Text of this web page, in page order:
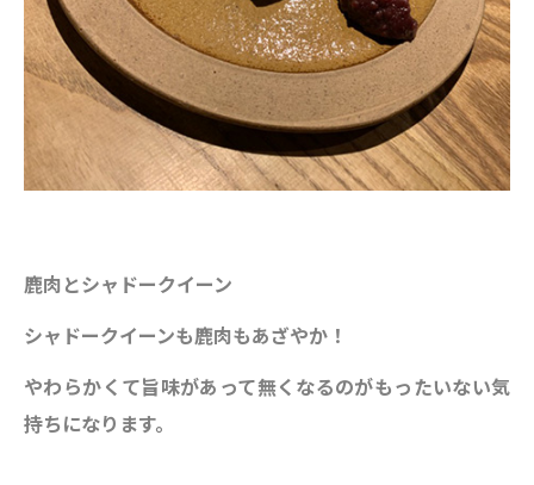
鹿肉とシャドークイーン
シャドークイーンも鹿肉もあざやか！
やわらかくて旨味があって無くなるのがもったいない気
持ちになります。